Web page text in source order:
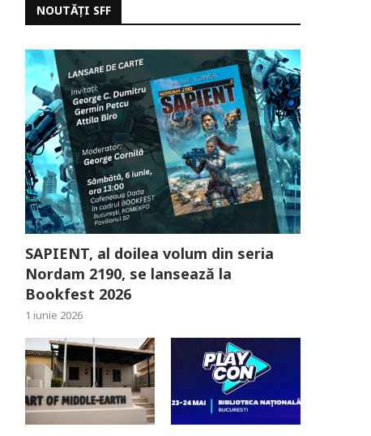
NOUTĂȚI SFF
SAPIENT, al doilea volum din seria
Nordam 2190, se lansează la
Bookfest 2026
1 iunie 2026